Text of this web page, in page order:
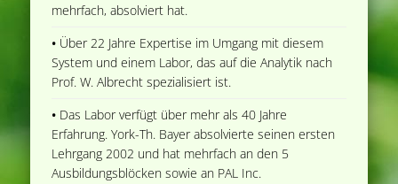
mehrfach, absolviert hat.
• Über 22 Jahre Expertise im Umgang mit diesem
System und einem Labor, das auf die Analytik nach
Prof. W. Albrecht spezialisiert ist.
• Das Labor verfügt über mehr als 40 Jahre
Erfahrung. York-Th. Bayer absolvierte seinen ersten
Lehrgang 2002 und hat mehrfach an den 5
Ausbildungsblöcken sowie an PAL Inc.